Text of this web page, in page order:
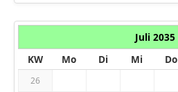
Juli 2035
KW
Mo Di Mi Do
26